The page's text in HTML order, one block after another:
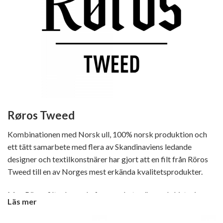
Røros Tweed
Kombinationen med Norsk ull, 100% norsk produktion och
ett tätt samarbete med flera av Skandinaviens ledande
designer och textilkonstnärer har gjort att en filt från Röros
Tweed till en av Norges mest erkända kvalitetsprodukter.
Men Röros filtar har också en mycket spännande historia.
Røros Tweed (som det heter i Norge) är beläget 600 meter
Läs mer